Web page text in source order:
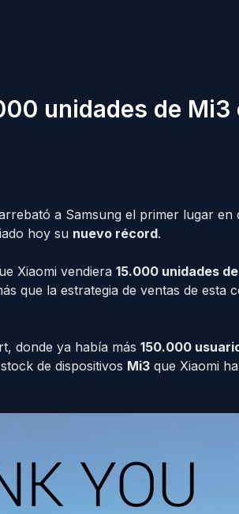
unidades de Mi3
a Samsung el primer lugar en
hoy su nuevo récord.
Xiaomi vendiera 15.000 unidades
que la estrategia de ventas de esta
donde ya había más 150.000
de dispositivos Mi3que Xiaomi